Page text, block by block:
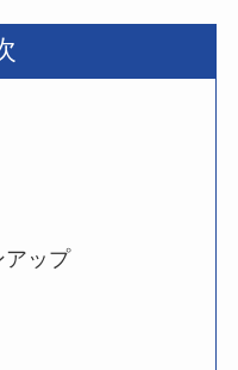
アップ